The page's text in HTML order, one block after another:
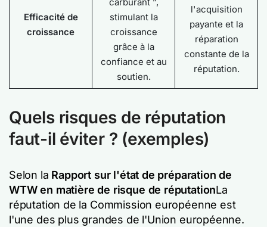
Efficacité de
croissance
stimulant la
croissance
grâce à la
confiance et au
soutien.
l'acquisition
payante et la
réparation
constante de la
réputation.
Quels risques de réputation
faut-il éviter ? (exemples)
Selon la Rapport sur l'état de préparation de
WTW en matière de risque de réputationLa
réputation de la Commission européenne est
l'une des plus grandes de l'Union européenne.